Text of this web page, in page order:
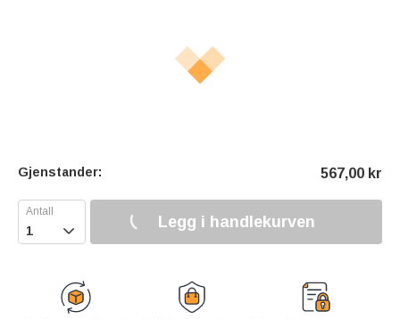
Gjenstander: 567,00 kr
 Legg i handlekurven